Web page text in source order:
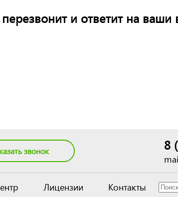
и ответит на ваши
звонок 8
Лицензии Контакты